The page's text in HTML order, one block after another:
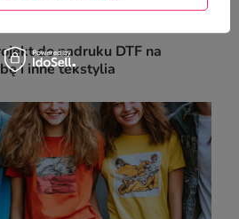
do nadruku DTF na
i inne tekstylia